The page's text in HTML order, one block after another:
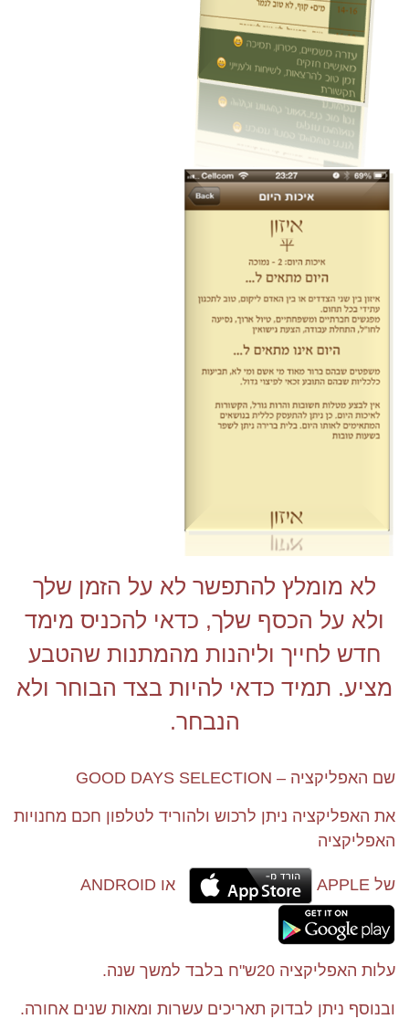
לא מומלץ להתפשר לא על הזמן שלך
ולא על הכסף שלך, כדאי להכניס מימד
חדש לחייך וליהנות מהמתנות שהטבע
מציע. תמיד כדאי להיות בצד הבוחר ולא
הנבחר.
שם האפליקציה – GOOD DAYS SELECTION
את האפליקציה ניתן לרכוש ולהוריד לטלפון חכם מחנויות
האפליקציה
של APPLE או ANDROID
עלות האפליקציה 20ש"ח בלבד למשך שנה.
ובנוסף ניתן לבדוק תאריכים עשרות ומאות שנים אחורה.